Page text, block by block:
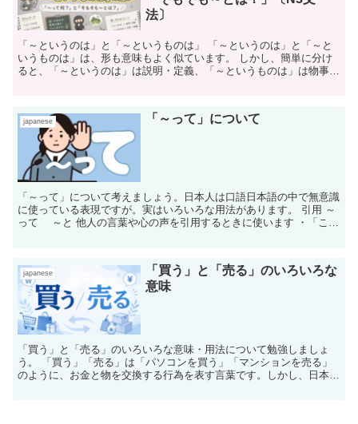
法〕
「～というのは」と「～というものは」 「～というのは」と「～と
いうものは」は、形も意味もよく似ています。 しかし、簡単に分け
ると、「～というのは」は説明・定義、「～というものは」は物事の
japanese 「～って」について
「～って」について考えましょう。日本人は口語日本語の中で無意識
に使っている表現ですが。実はいろいろな用法があります。 引用 ～
って ～と 他人の言葉や心の声を引用するときに使います ・「この
japanese
「買う」と「売る」のいろいろな
意味
「買う」と「売る」のいろいろな意味・用法について勉強しましょ
う。 「買う」「売る」は「パソコンを買う」「マンションを売る」
のように、お金と物を交換する行為を表す言葉です。しかし、日本語